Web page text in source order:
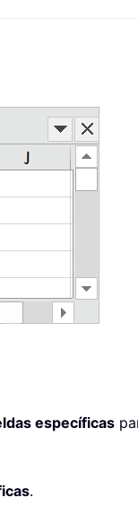
específicas
.